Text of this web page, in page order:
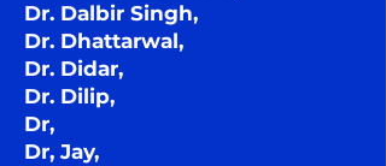
Dr. Dalbir Singh,
Dr. Dhattarwal,
Dr. Didar,
Dr. Dilip,
Dr,
Dr, Jay,